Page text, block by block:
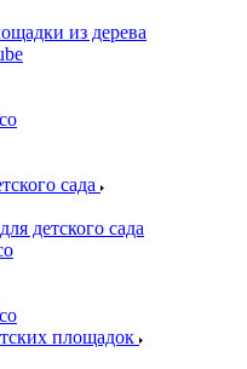
из дерева
сада
детского сада
площадок